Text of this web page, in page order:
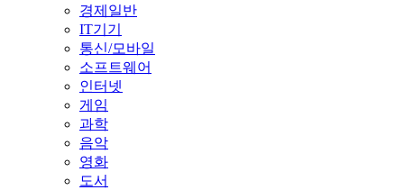
경제일반
IT기기
통신/모바일
소프트웨어
인터넷
게임
과학
음악
영화
도서